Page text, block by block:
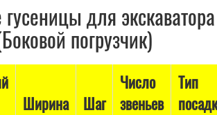
для экскаватора
погрузчик)
Ширина Шаг
Число
звеньев
Тип